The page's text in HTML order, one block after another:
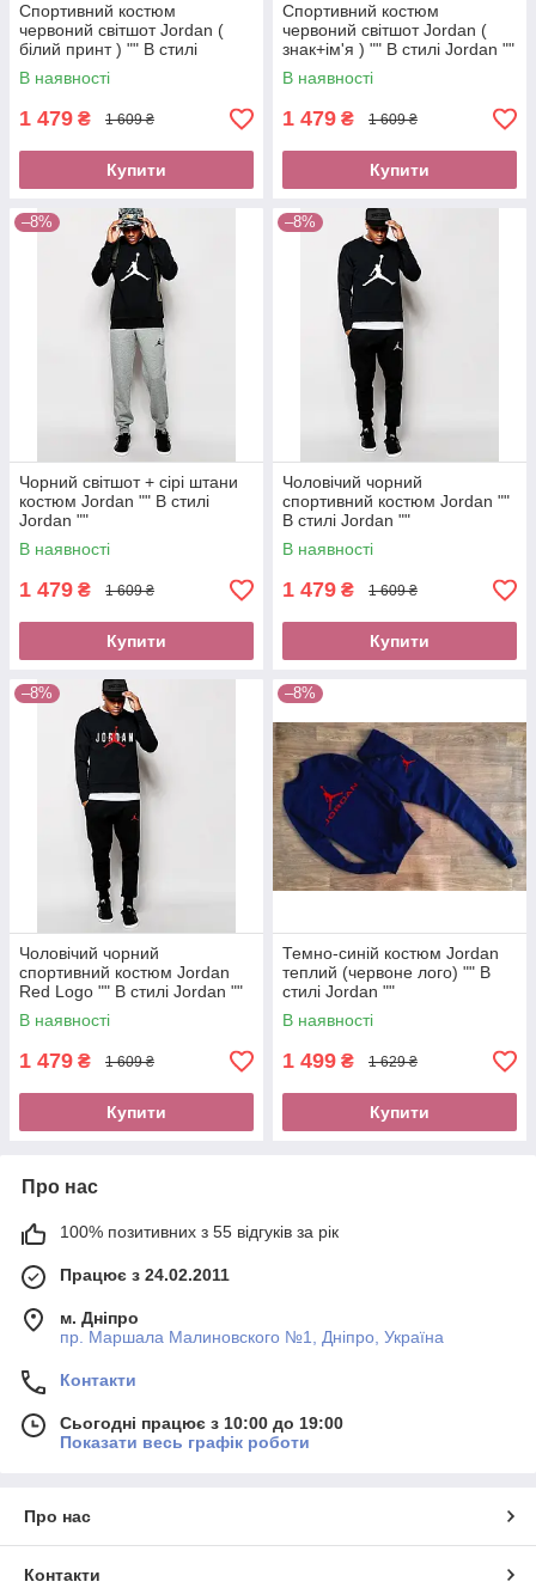
Спортивний костюм
червоний світшот Jordan (
білий принт ) "" В стилі
Jordan ""
В наявності
1 479 ₴ 1 609 ₴
Купити
Спортивний костюм
червоний світшот Jordan (
знак+ім'я ) "" В стилі Jordan ""
В наявності
1 479 ₴ 1 609 ₴
Купити
–8%
Чорний світшот + сірі штани
костюм Jordan "" В стилі
Jordan ""
В наявності
1 479 ₴ 1 609 ₴
Купити
–8%
Чоловічий чорний
спортивний костюм Jordan ""
В стилі Jordan ""
В наявності
1 479 ₴ 1 609 ₴
Купити
–8%
Чоловічий чорний
спортивний костюм Jordan
Red Logo "" В стилі Jordan ""
В наявності
1 479 ₴ 1 609 ₴
Купити
–8%
Темно-синій костюм Jordan
теплий (червоне лого) "" В
стилі Jordan ""
В наявності
1 499 ₴ 1 629 ₴
Купити
Про нас
100% позитивних з 55 відгуків за рік
Працює з 24.02.2011
м. Дніпро
пр. Маршала Малиновского №1, Дніпро, Україна
Контакти
Сьогодні працює з 10:00 до 19:00
Показати весь графік роботи
Про нас
Контакти